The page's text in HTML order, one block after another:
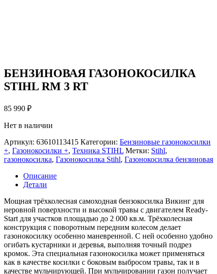
БЕНЗИНОВАЯ ГАЗОНОКОСИЛКА
STIHL RM 3 RT
85 990 ₽
Нет в наличии
Артикул: 63610113415 Категории: Бензиновые газонокосилки
+, Газонокосилки +, Техника STIHL Метки: Stihl,
газонокосилка, Газонокосилка Stihl, Газонокосилка бензиновая
Описание
Детали
Мощная трёхколесная самоходная бензокосилка Викинг для
неровной поверхности и высокой травы с двигателем Ready-
Start для участков площадью до 2 000 кв.м. Трёхколесная
конструкция с поворотным передним колесом делает
газонокосилку особенно маневренной. С ней особенно удобно
огибать кустарники и деревья, выполняя точный подрез
кромок. Эта специальная газонокосилка может применяться
как в качестве косилки с боковым выбросом травы, так и в
качестве мульчирующей. При мульчировании газон получает